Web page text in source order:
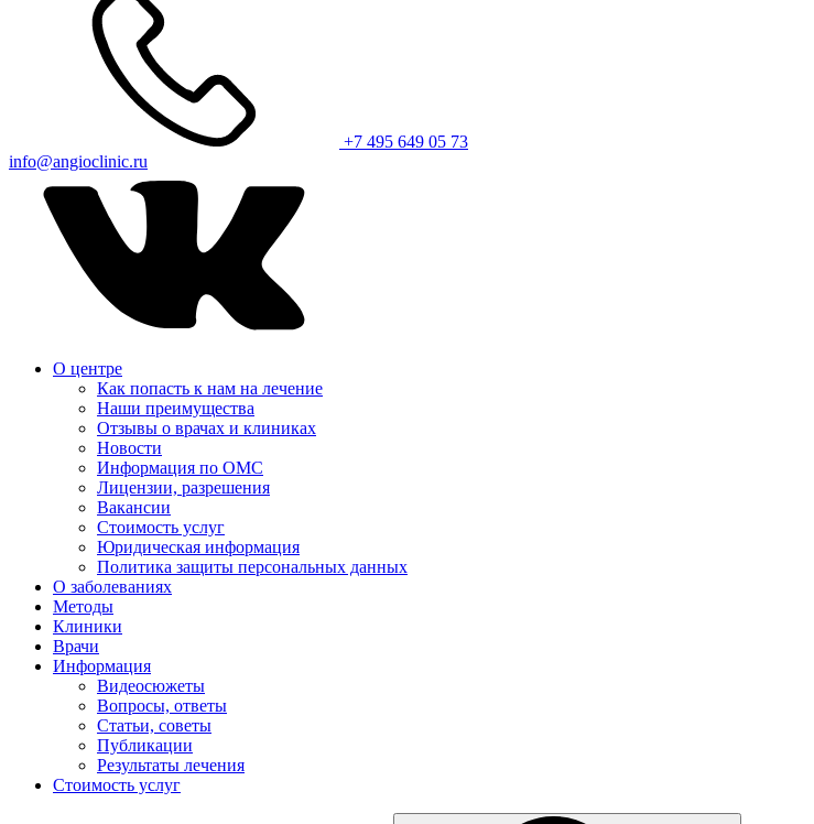
+7 495 649 05 73
info@angioclinic.ru
О центре
Как попасть к нам на лечение
Наши преимущества
Отзывы о врачах и клиниках
Новости
Информация по ОМС
Лицензии, разрешения
Вакансии
Стоимость услуг
Юридическая информация
Политика защиты персональных данных
О заболеваниях
Методы
Клиники
Врачи
Информация
Видеосюжеты
Вопросы, ответы
Статьи, советы
Публикации
Результаты лечения
Стоимость услуг